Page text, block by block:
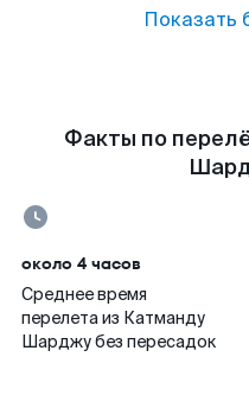
Показать
Факты по
около 4 часов
Среднее время
перелета из Катманду
Шарджу без пересадок